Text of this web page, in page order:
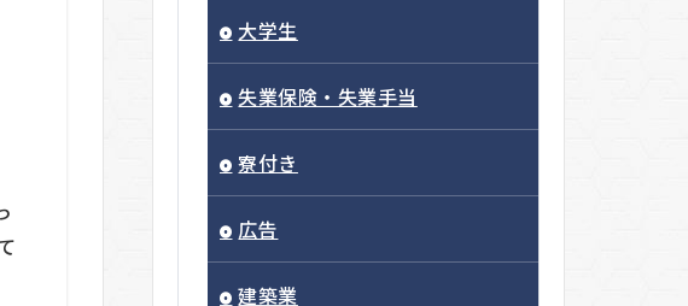
大学生
失業保険・失業手当
寮付き
広告
建築業